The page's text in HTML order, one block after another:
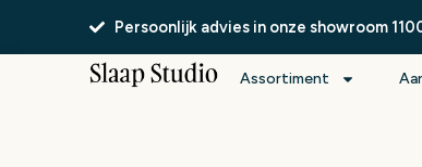
Persoonlijk advies in onze showroom
Assortiment